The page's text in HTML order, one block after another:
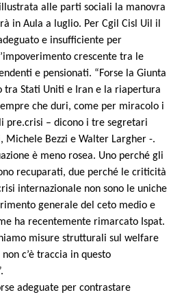
illustrata alle parti sociali la manovra
in Aula a luglio. Per Cgil Cisl Uil il
deguato e insufficiente per
crescente tra le
e pensionati. “Forse la Giunta
tra Stati Uniti e Iran e la riapertura
che duri, come per miracolo i
pre.crisi – dicono i tre segretari
Michele Bezzi e Walter Largher -.
è meno rosea. Uno perché gli
recuparati, due perché le criticità
internazionale non sono le uniche
generale del ceto medio e
ha recentemente rimarcato Ispat.
misure strutturali sul welfare
c’è traccia in questo
adeguate per contrastare